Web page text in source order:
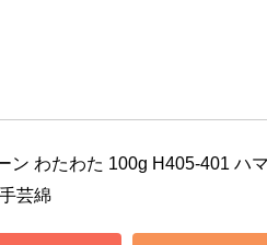
ン わたわた 100g H405-401 ハ
芸綿